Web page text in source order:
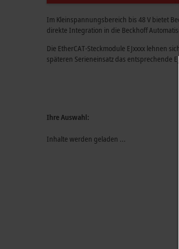
Im Kleinspannungsbereich bis 48 V bietet
direkte Integration in die Beckhoff
Die EtherCAT-Steckmodule EJxxxx lehnen
späteren Serieneinsatz das entsprechende
Ihre Auswahl:
Inhalte werden geladen ...